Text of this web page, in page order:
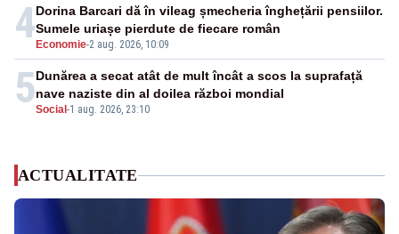
4 Economie-2 aug. 2026, 10:09
Dorina Barcari dă în vileag șmecheria înghețării pensiilor.
Sumele uriașe pierdute de fiecare român
5Social -1 aug. 2026, 23:10
Dunărea a secat atât de mult încât a scos la suprafață
nave naziste din al doilea război mondial
ACTUALITATE